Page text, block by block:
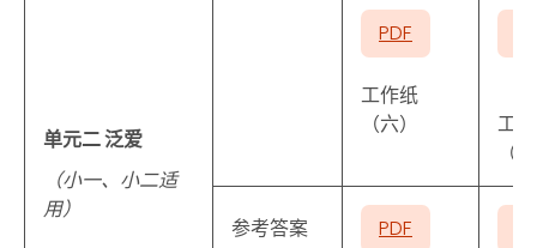
单元二 泛爱
（小一、小二适
用）
PDF
工作纸
（六）
工
（
参考答案 PDF